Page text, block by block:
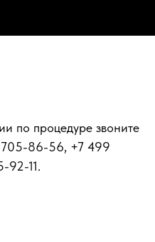
по процедуре звоните
86-56, +7 499
92-11.